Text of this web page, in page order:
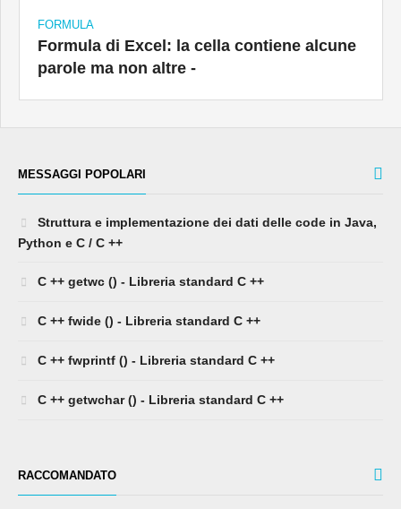
FORMULA
Formula di Excel: la cella contiene alcune
parole ma non altre -
MESSAGGI POPOLARI
Struttura e implementazione dei dati delle code in Java,
Python e C / C ++
C ++ getwc () - Libreria standard C ++
C ++ fwide () - Libreria standard C ++
C ++ fwprintf () - Libreria standard C ++
C ++ getwchar () - Libreria standard C ++
RACCOMANDATO